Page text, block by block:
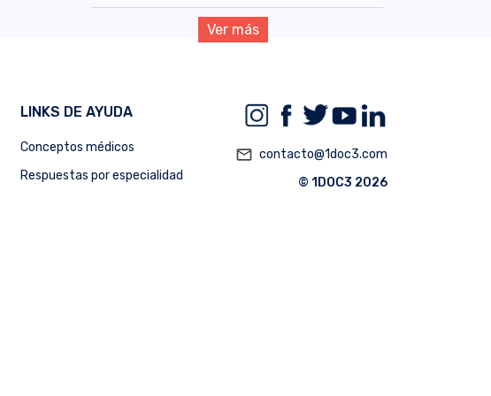
Ver más
LINKS DE AYUDA
Conceptos médicos
Respuestas por especialidad
mail_outline contacto@1doc3.com
© 1DOC3 2026